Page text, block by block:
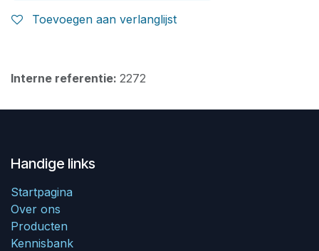
Toevoegen aan verlanglijst
Interne referentie: 2272
Handige links
Startpagina
Over ons
Producten
Kennisbank